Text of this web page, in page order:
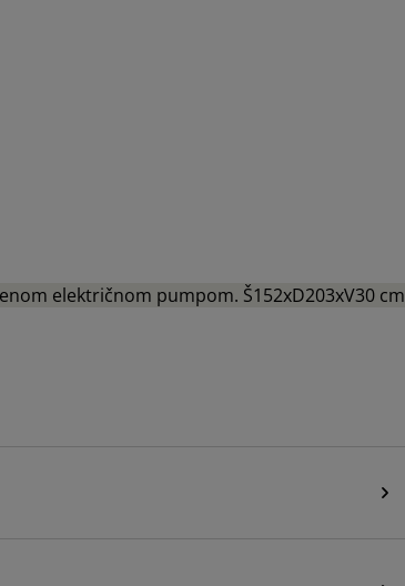
električnom pumpom. Š152xD203xV30 cm